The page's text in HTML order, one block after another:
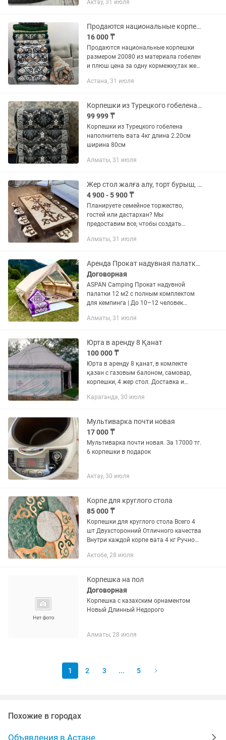
Актау, 31 июля
Продаются национальные корпешки.
16 000 ₸
Продаются национальные корпешки
размером 20080 из материала гобелен
и плюш цена за одну кормежку,так же
6060 с наполнителем халафайбер
Астана, 31 июля
Корпешки из Турецкого гобелена наполнитель вата 4кг длина 2.20см ширина 80с
99 999 ₸
Корпешки из Турецкого гобелена
наполнитель вата 4кг длина 2.20см
ширина 80см
Алматы, 31 июля
Жер стол жалға алу, торт бурыш, Жозы, прокат прямоугольный стол аренда
4 900 - 5 900 ₸
Планируете семейное торжество,
гостей или дастархан? Мы
предоставим все, чтобы создать
Круглые низкие столы (той дастархан)
Прямоугольные и...
Алматы, 31 июля
Аренда Прокат надувная палатка отдых мероприятия рыбалка
Договорная
ASPAN Camping Прокат надувной
палатки 12 м2 с полным комплектом
для кемпинга | До 10–12 человек
размером 4×3 м (12 м2), рассчитанная
Алматы, 31 июля
Юрта в аренду 8 Қанат
100 000 ₸
Юрта в аренду 8 қанат, в комлекте
қазан с газовым балоном, самовар,
корпешки, 4 жер стол. Доставка и
Караганда, 30 июля
Мультиварка почти новая
17 000 ₸
Мультиварка почти новая. За 17000 тг.
6 корпешки в подарок
Актау, 30 июля
Корпе для круглого стола
85 000 ₸
Корпешки для круглого стола Всего 4
шт Двухсторонний Отличного качества
Внутри каждой корпе вата 4 кг Ручной
по телефону
Актобе, 28 июля
Корпешка на пол
Договорная
Корпешка с казахским орнаментом
Новый Длинный Недорого
Алматы, 28 июля
1 2 3 ... 5
Похожие в городах
Объявления в Астане